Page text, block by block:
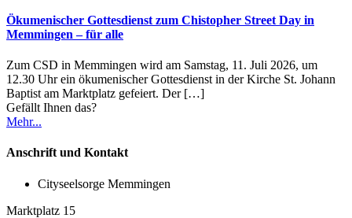
Ökumenischer Gottesdienst zum Chistopher Street Day in
Memmingen – für alle
Zum CSD in Memmingen wird am Samstag, 11. Juli 2026, um
12.30 Uhr ein ökumenischer Gottesdienst in der Kirche St. Johann
Baptist am Marktplatz gefeiert. Der[…]
Gefällt Ihnen das?
Mehr...
Anschrift und Kontakt
Cityseelsorge Memmingen
Marktplatz 15